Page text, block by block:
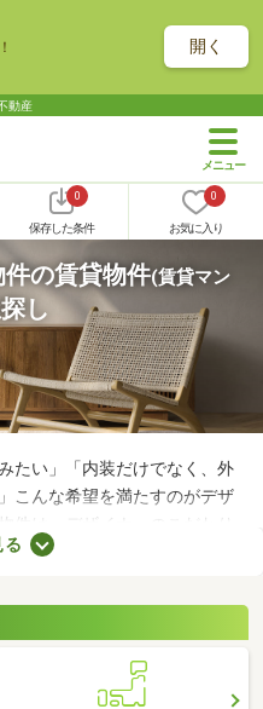
開く
動産
0
保存した条件
0
お気に入り
の賃貸物件(賃貸マン
し
たい」「内装だけでなく、外
こんな希望を満たすのがデザ
件は、デザイナーのこだわり
ことがポイント。ここでデザ